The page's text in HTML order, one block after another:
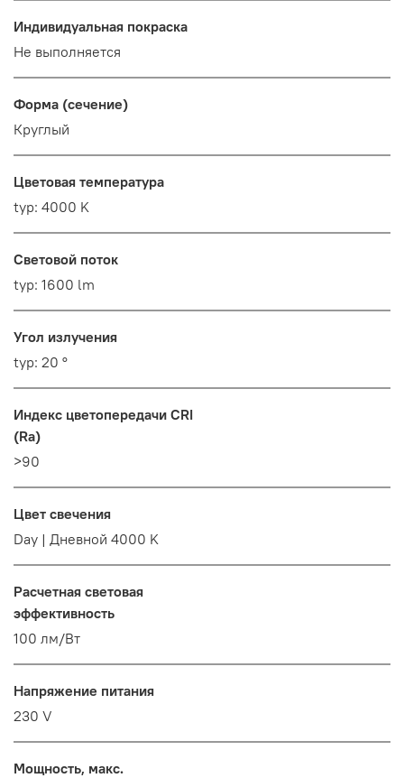
Индивидуальная покраска
Не выполняется
Форма (сечение)
Круглый
Цветовая температура
typ: 4000 K
Световой поток
typ: 1600 lm
Угол излучения
typ: 20 °
Индекс цветопередачи CRI
(Ra)
>90
Цвет свечения
Day | Дневной 4000 K
Расчетная световая
эффективность
100 лм/Вт
Напряжение питания
230 V
Мощность, макс.